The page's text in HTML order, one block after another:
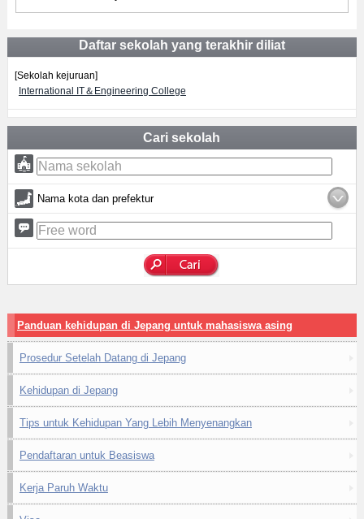
Daftar sekolah yang terakhir diliat
[Sekolah kejuruan]
International IT＆Engineering College
Cari sekolah
Nama kota dan prefektur
Panduan kehidupan di Jepang untuk mahasiswa asing
Prosedur Setelah Datang di Jepang
Kehidupan di Jepang
Tips untuk Kehidupan Yang Lebih Menyenangkan
Pendaftaran untuk Beasiswa
Kerja Paruh Waktu